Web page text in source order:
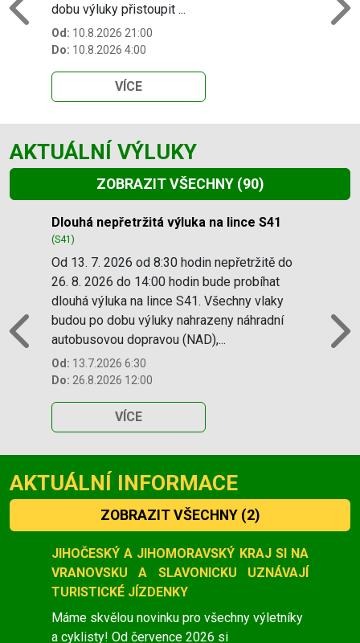
dobu výluky přistoupit ...
Od: 10.8.2026 21:00
Do: 10.8.2026 4:00
VÍCE
Previous
AKTUÁLNÍ VÝLUKY
ZOBRAZIT VŠECHNY (90)
Slide 1 of 90
Dlouhá nepřetržitá výluka na lince S41
(S41)
Od 13. 7. 2026 od 8:30 hodin nepřetržitě do
26. 8. 2026 do 14:00 hodin bude probíhat
dlouhá výluka na lince S41. Všechny vlaky
budou po dobu výluky nahrazeny náhradní
autobusovou dopravou (NAD),...
Od: 13.7.2026 6:30
Do: 26.8.2026 12:00
VÍCE
Previous
AKTUÁLNÍ INFORMACE
ZOBRAZIT VŠECHNY (2)
Slide 1 of 2
JIHOČESKÝ A JIHOMORAVSKÝ KRAJ SI NA
VRANOVSKU A SLAVONICKU UZNÁVAJÍ
TURISTICKÉ JÍZDENKY
Máme skvělou novinku pro všechny výletníky
a cyklisty! Od července 2026 si